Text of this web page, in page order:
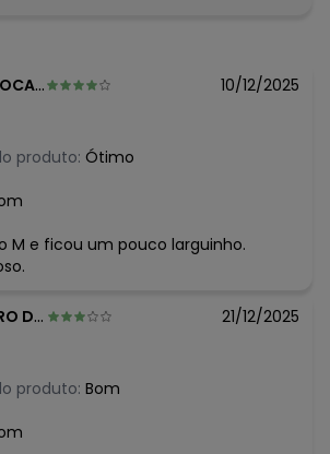
100% viscose - detalhe: 100% poliéster
- SP 10/12/2025
produto: Ótimo
M e ficou um pouco larguinho.
- SC 21/12/2025
produto: Bom